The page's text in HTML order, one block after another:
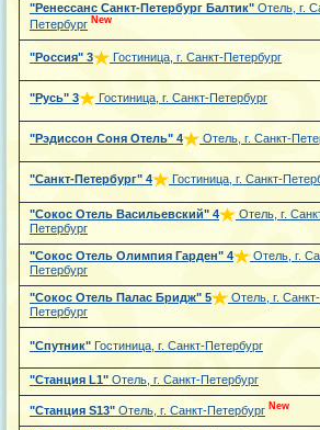
"Ренессанс Санкт-Петербург Балтик" Отель, г.
Петербург New
"Россия" 3 Гостиница, г. Санкт-Петербург
"Русь" 3 Гостиница, г. Санкт-Петербург
"Рэдиссон Соня Отель" 4 Отель, г. Санкт-
"Санкт-Петербург" 4 Гостиница, г. Санкт-
"Сокос Отель Васильевский" 4
Отель, г.
Петербург
"Сокос Отель Олимпия Гарден" 4
Отель, г.
Петербург
"Сокос Отель Палас Бридж" 5
Отель, г. Санкт-
Петербург
"Спутник" Гостиница, г. Санкт-Петербург
"Станция L1" Отель, г. Санкт-Петербург
"Станция S13" Отель, г. Санкт-Петербург New